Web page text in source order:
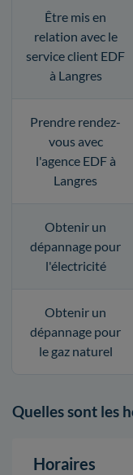
Être mis en
relation avec le
service client EDF
à Langres
Prendre rendez-
vous avec
l'agence EDF à
Langres
Obtenir un
dépannage pour
l'électricité
Obtenir un
dépannage pour
le gaz naturel
Quelles sont les
Horaires